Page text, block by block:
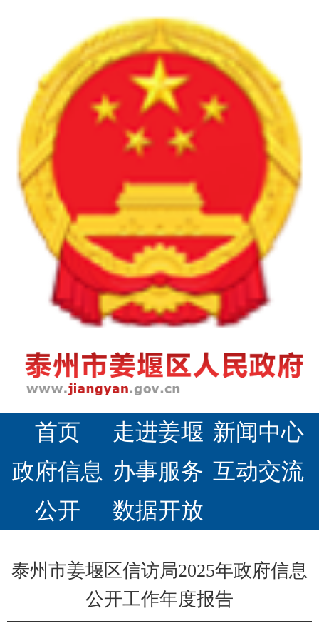
首页 走进姜堰 新闻中心
政府信息
公开
办事服务 互动交流
数据开放
泰州市姜堰区信访局2025年政府信息
公开工作年度报告